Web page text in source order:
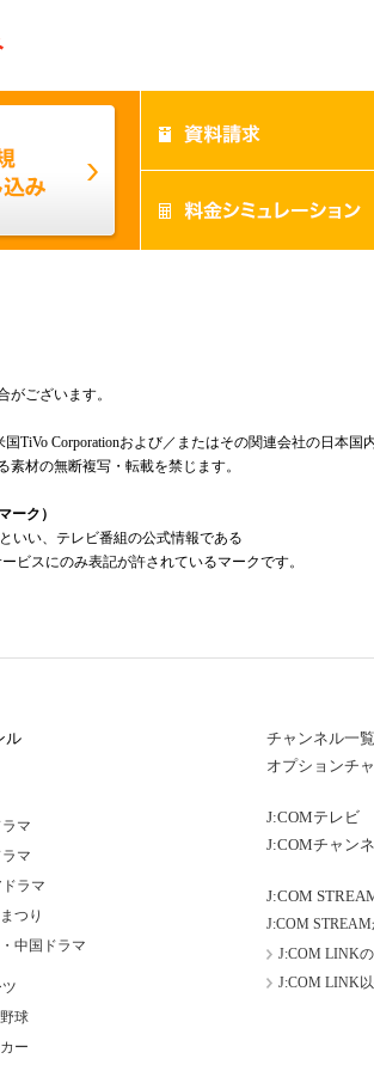
ございます。
TiVo Corporationおよび／またはその関連会社の日本国
材の無断複写・転載を禁じます。
ーク）
いい、テレビ番組の公式情報である
ビスにのみ表記が許されているマークです。
ル
マ
マ
ラマ
つり
中国ドラマ
球
ー
チャンネル一覧
オプションチ
J:COMテレビ
J:COMチャン
J:COM
J:COM
J:COM LINK
J:COM LINK